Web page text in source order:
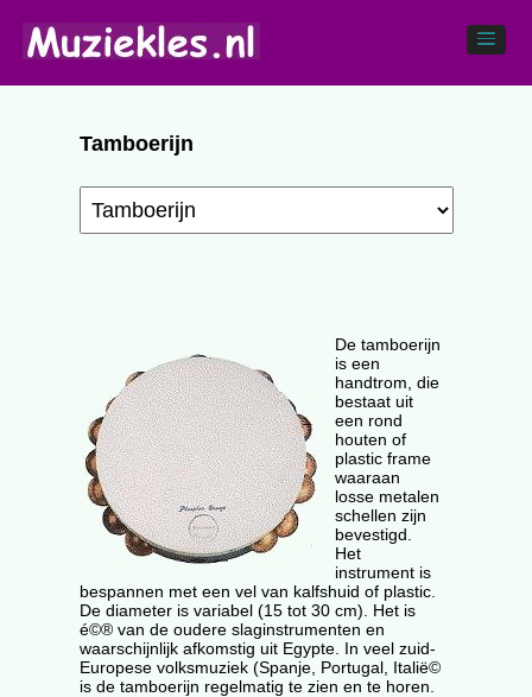
Tamboerijn
De tamboerijn
is een
handtrom, die
bestaat uit
een rond
houten of
plastic frame
waaraan
losse metalen
schellen zijn
bevestigd.
Het
instrument is
bespannen met een vel van kalfshuid of plastic.
De diameter is variabel (15 tot 30 cm). Het is
é©® van de oudere slaginstrumenten en
waarschijnlijk afkomstig uit Egypte. In veel zuid-
Europese volksmuziek (Spanje, Portugal, Italië©
is de tamboerijn regelmatig te zien en te horen.